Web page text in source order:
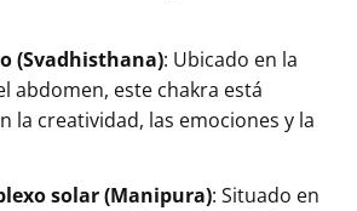
(Svadhisthana): Ubicado en la
abdomen, este chakra está
la creatividad, las emociones y la
solar (Manipura): Situado en